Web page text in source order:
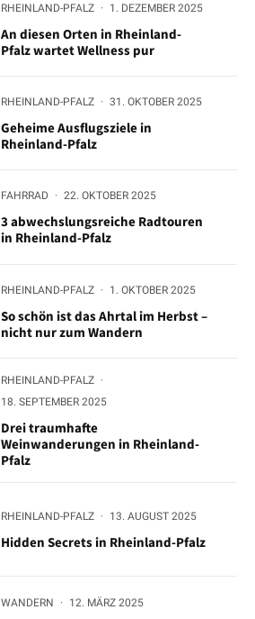
RHEINLAND-PFALZ · 1. DEZEMBER 2025
An diesen Orten in Rheinland-
Pfalz wartet Wellness pur
RHEINLAND-PFALZ · 31. OKTOBER 2025
Geheime Ausflugsziele in
Rheinland-Pfalz
FAHRRAD · 22. OKTOBER 2025
3 abwechslungsreiche Radtouren
in Rheinland-Pfalz
RHEINLAND-PFALZ · 1. OKTOBER 2025
So schön ist das Ahrtal im Herbst –
nicht nur zum Wandern
RHEINLAND-PFALZ ·
18. SEPTEMBER 2025
Drei traumhafte
Weinwanderungen in Rheinland-
Pfalz
RHEINLAND-PFALZ · 13. AUGUST 2025
Hidden Secrets in Rheinland-Pfalz
WANDERN · 12. MÄRZ 2025